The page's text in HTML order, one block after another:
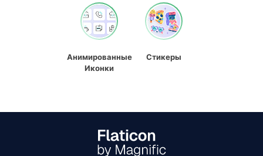
Анимированные
Иконки
Стикеры